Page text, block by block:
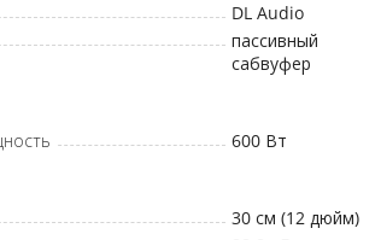
намотки звуковой катушки
к нагрузкам.
28,2 Гц позволяет воспроизводить
300 мм • Номинальная мощность: 600 Вт
DL Audio
пассивный
сабвуфер
600 Вт
30 см (12 дюйм)